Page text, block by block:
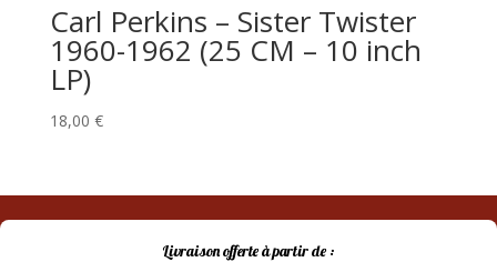
Carl Perkins ‎– Sister Twister
1960-1962 (25 CM – 10 inch
LP)
18,00 €
Livraison offerte à partir de :